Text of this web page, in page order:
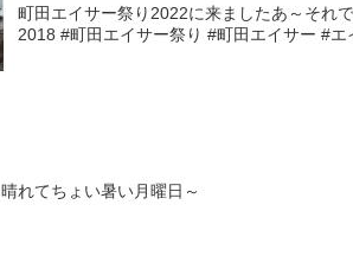
町田エイサー祭り2022に来ましたあ～それ
2018 #町田エイサー祭り #町田エイサー #
晴れてちょい暑い月曜日～